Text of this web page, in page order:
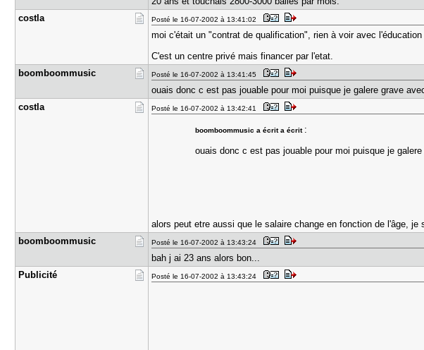
costla
Posté le 16-07-2002 à 13:41:02
moi c'était un "contrat de qualification", rien à voir avec l'éducation
C'est un centre privé mais financer par l'etat.
boomboommu​sic
Posté le 16-07-2002 à 13:41:45
ouais donc c est pas jouable pour moi puisque je galere grave
costla
Posté le 16-07-2002 à 13:42:41
boomboommusic a écrit a écrit :
ouais donc c est pas jouable pour moi puisque je
alors peut etre aussi que le salaire change en fonction de l'âge, je
boomboommu​sic
Posté le 16-07-2002 à 13:43:24
bah j ai 23 ans alors bon...
Publicité
Posté le 16-07-2002 à 13:43:24